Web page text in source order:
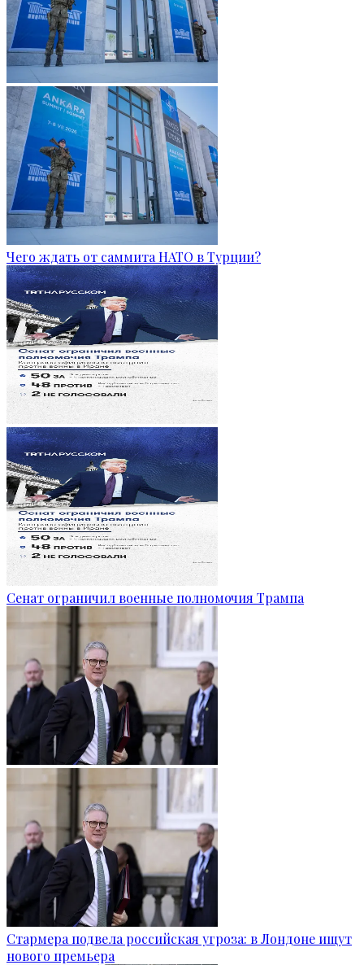
Чего ждать от саммита НАТО в Турции?
Сенат ограничил военные полномочия Трампа
Стармера подвела российская угроза: в Лондоне ищут
нового премьера